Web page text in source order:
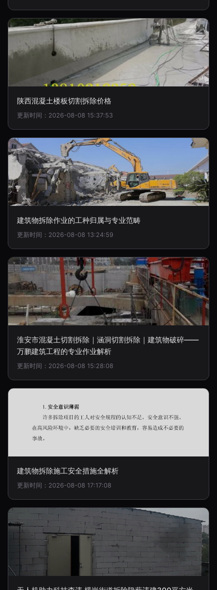
陕西混凝土楼板切割拆除价格
更新时间：2026-08-08 15:37:53
建筑物拆除作业的工种归属与专业范畴
更新时间：2026-08-08 13:24:59
淮安市混凝土切割拆除｜涵洞切割拆除｜建筑物破碎——
万鹏建筑工程的专业作业解析
更新时间：2026-08-08 15:28:08
建筑物拆除施工安全措施全解析
更新时间：2026-08-08 17:17:08